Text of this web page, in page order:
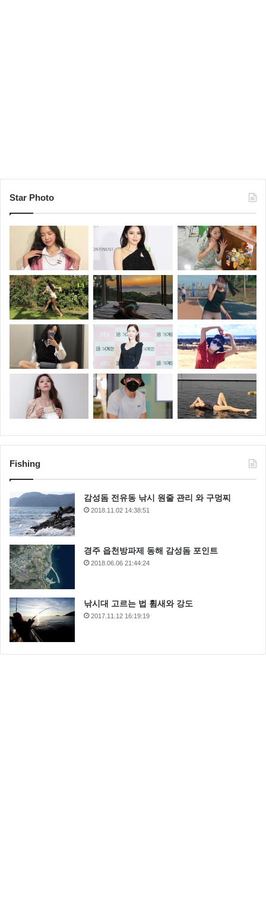
Star Photo
Fishing
감성돔 전유동 낚시 원줄 관리 와 구멍찌
2018.11.02 14:38:51
경주 읍천방파제 동해 감성돔 포인트
2018.06.06 21:44:24
낚시대 고르는 법 휨새와 강도
2017.11.12 16:19:19